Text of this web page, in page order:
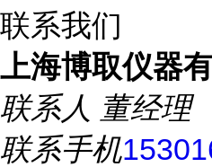
联系我们
上海博取仪器
联系人 董经理
联系手机